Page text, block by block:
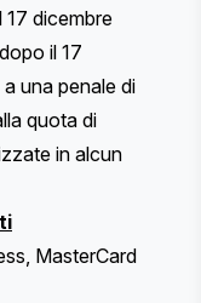
dicembre
il 17
una penale di
quota di
in alcun
MasterCard